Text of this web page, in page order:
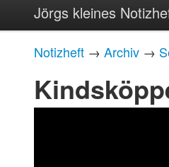
Jörgs kleines
Notizheft → Archiv →